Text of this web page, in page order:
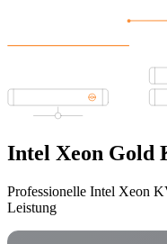
Intel Xeon Gold
Professionelle Intel Xeon
Leistung